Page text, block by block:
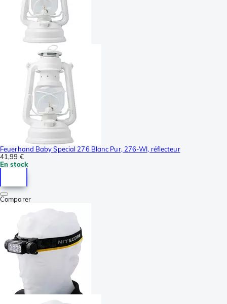
Feuerhand Baby Special 276 Blanc Pur, 276-WI, réflecteur
41,99 €
En stock
Comparer